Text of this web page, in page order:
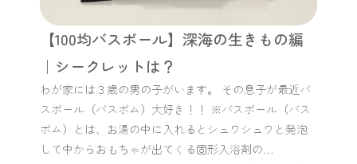
【100均バスボール】深海の生きもの編
｜シークレットは？
わが家には３歳の男の子がいます。 その息子が最近バ
スボール（バスボム）大好き！！ ※バスボール（バス
ボム）とは、お湯の中に入れるとシュワシュワと発泡
して中からおもちゃが出てくる固形入浴剤の…